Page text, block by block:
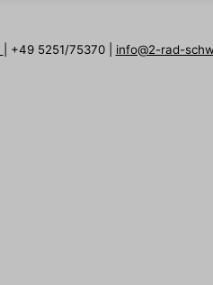
| +49 5251/75370 | info@2-rad-